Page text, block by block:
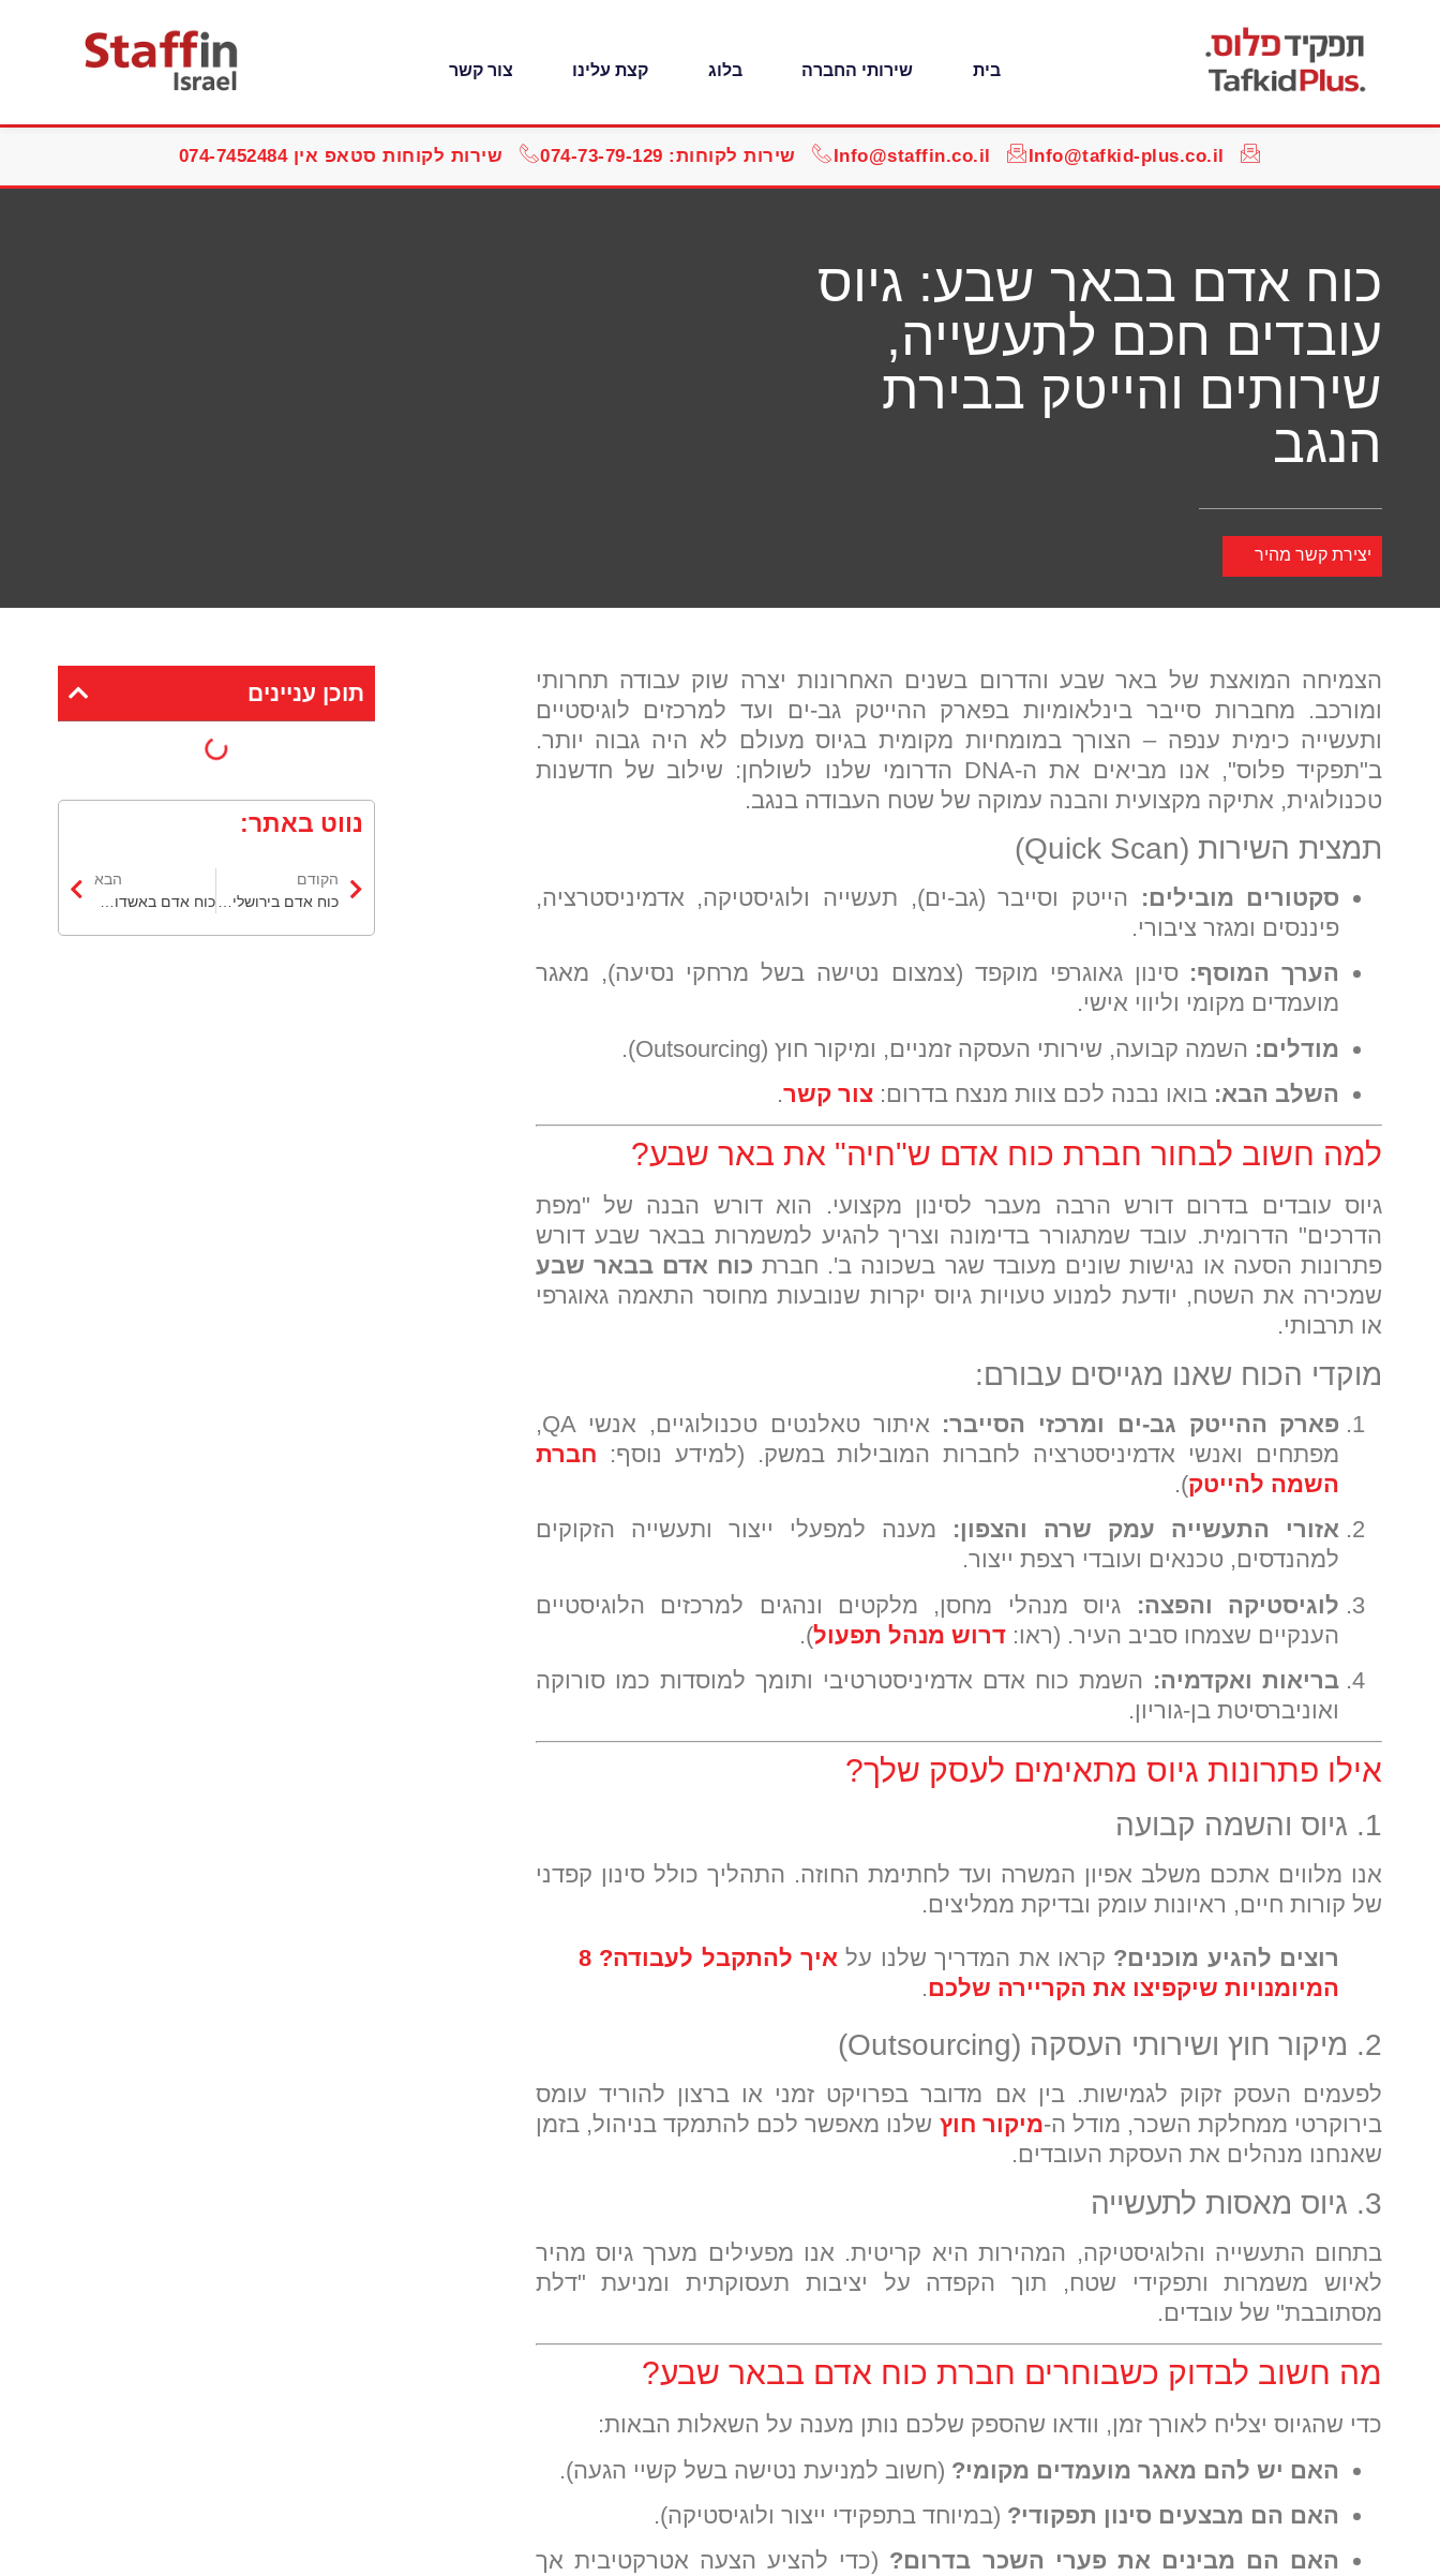
בית שירותי החברה בלוג קצת עלינו צור קשר
Info@tafkid-plus.co.il
Info@staffin.co.il שירות לקוחות: 074-73-79-129 שירות לקוחות סטאפ אין 074-7452484
כוח אדם בבאר שבע: גיוס
עובדים חכם לתעשייה,
שירותים והייטק בבירת
הנגב
יצירת קשר מהיר
הצמיחה המואצת של באר שבע והדרום בשנים האחרונות יצרה שוק עבודה תחרותי
ומורכב. מחברות סייבר בינלאומיות בפארק ההייטק גב-ים ועד למרכזים לוגיסטיים
ותעשייה כימית ענפה – הצורך במומחיות מקומית בגיוס מעולם לא היה גבוה יותר.
ב"תפקיד פלוס", אנו מביאים את ה-DNA הדרומי שלנו לשולחן: שילוב של חדשנות
טכנולוגית, אתיקה מקצועית והבנה עמוקה של שטח העבודה בנגב.
תמצית השירות (Quick Scan)
סקטורים מובילים: הייטק וסייבר (גב-ים), תעשייה ולוגיסטיקה, אדמיניסטרציה,
פיננסים ומגזר ציבורי.
הערך המוסף: סינון גאוגרפי מוקפד (צמצום נטישה בשל מרחקי נסיעה), מאגר
מועמדים מקומי וליווי אישי.
מודלים: השמה קבועה, שירותי העסקה זמניים, ומיקור חוץ (Outsourcing).
השלב הבא: בואו נבנה לכם צוות מנצח בדרום: צור קשר.
למה חשוב לבחור חברת כוח אדם ש"חיה" את באר שבע?
גיוס עובדים בדרום דורש הרבה מעבר לסינון מקצועי. הוא דורש הבנה של "מפת
הדרכים" הדרומית. עובד שמתגורר בדימונה וצריך להגיע למשמרות בבאר שבע דורש
פתרונות הסעה או נגישות שונים מעובד שגר בשכונה ב'. חברת כוח אדם בבאר שבע
שמכירה את השטח, יודעת למנוע טעויות גיוס יקרות שנובעות מחוסר התאמה גאוגרפי
או תרבותי.
מוקדי הכוח שאנו מגייסים עבורם:
פארק ההייטק גב-ים ומרכזי הסייבר:
איתור טאלנטים טכנולוגיים, אנשי QA,
מפתחים ואנשי אדמיניסטרציה לחברות המובילות במשק. (למידע נוסף: חברת
השמה להייטק).
אזורי התעשייה עמק שרה והצפון: מענה למפעלי ייצור ותעשייה הזקוקים
למהנדסים, טכנאים ועובדי רצפת ייצור.
לוגיסטיקה והפצה: גיוס מנהלי מחסן, מלקטים ונהגים למרכזים הלוגיסטיים
הענקיים שצמחו סביב העיר. (ראו: דרוש מנהל תפעול).
בריאות ואקדמיה: השמת כוח אדם אדמיניסטרטיבי ותומך למוסדות כמו סורוקה
ואוניברסיטת בן-גוריון.
אילו פתרונות גיוס מתאימים לעסק שלך?
1. גיוס והשמה קבועה
אנו מלווים אתכם משלב אפיון המשרה ועד לחתימת החוזה. התהליך כולל סינון קפדני
של קורות חיים, ראיונות עומק ובדיקת ממליצים.
רוצים להגיע מוכנים? קראו את המדריך שלנו על
איך להתקבל לעבודה? 8
המיומנויות שיקפיצו את הקריירה שלכם.
2. מיקור חוץ ושירותי העסקה (Outsourcing)
לפעמים העסק זקוק לגמישות. בין אם מדובר בפרויקט זמני או ברצון להוריד עומס
בירוקרטי ממחלקת השכר, מודל ה-מיקור חוץ שלנו מאפשר לכם להתמקד בניהול, בזמן
שאנחנו מנהלים את העסקת העובדים.
3. גיוס מאסות לתעשייה
בתחום התעשייה והלוגיסטיקה, המהירות היא קריטית. אנו מפעילים מערך גיוס מהיר
לאיוש משמרות ותפקידי שטח, תוך הקפדה על יציבות תעסוקתית ומניעת "דלת
מסתובבת" של עובדים.
מה חשוב לבדוק כשבוחרים חברת כוח אדם בבאר שבע?
כדי שהגיוס יצליח לאורך זמן, וודאו שהספק שלכם נותן מענה על השאלות הבאות:
האם יש להם מאגר מועמדים מקומי? (חשוב למניעת נטישה בשל קשיי הגעה).
האם הם מבצעים סינון תפקודי? (במיוחד בתפקידי ייצור ולוגיסטיקה).
האם הם מבינים את פערי השכר בדרום? (כדי להציע הצעה אטרקטיבית אך
תוכן עניינים
נווט באתר:
הקודם
הבא